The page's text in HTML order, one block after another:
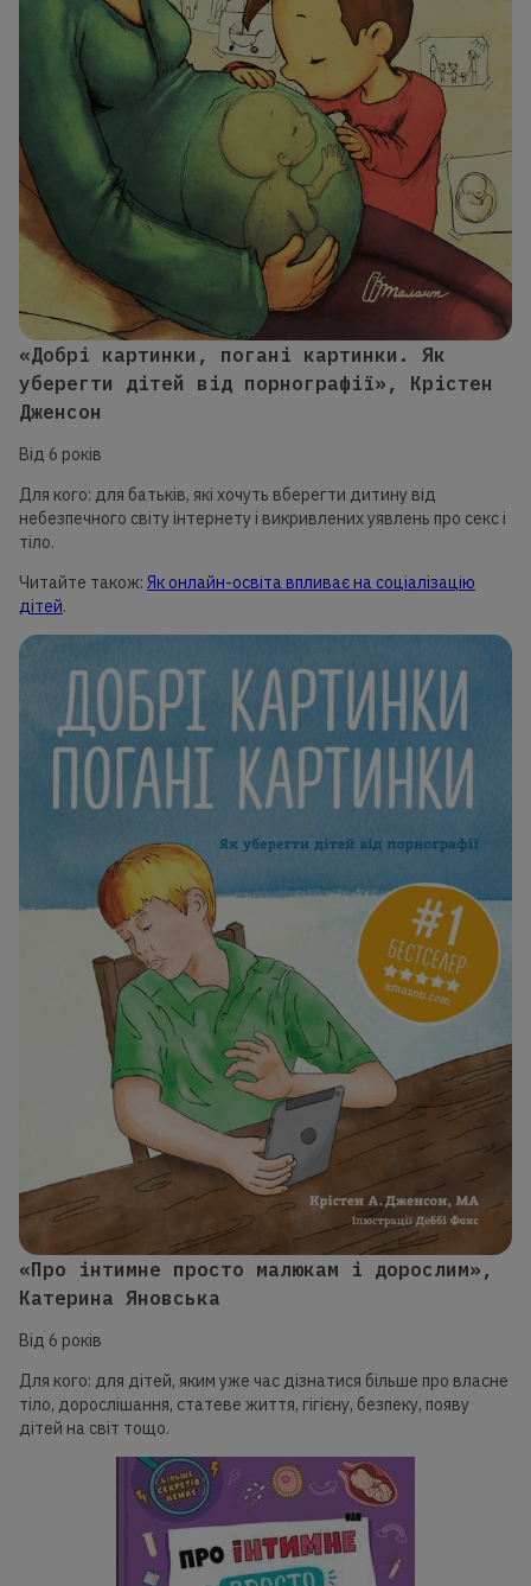
«Добрі картинки, погані картинки. Як
уберегти дітей від порнографії», Крістен
Дженсон
Від 6 років
Для кого: для батьків, які хочуть вберегти дитину від
небезпечного світу інтернету і викривлених уявлень про секс і
тіло.
Читайте також: Як онлайн-освіта впливає на соціалізацію
дітей.
«Про інтимне просто малюкам і дорослим»,
Катерина Яновська
Від 6 років
Для кого: для дітей, яким уже час дізнатися більше про власне
тіло, дорослішання, статеве життя, гігієну, безпеку, появу
дітей на світ тощо.